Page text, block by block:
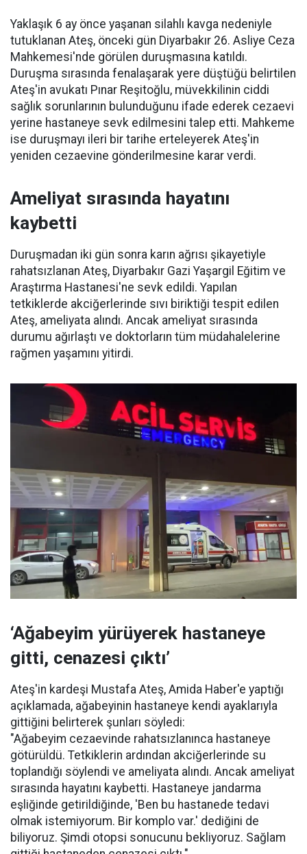
Yaklaşık 6 ay önce yaşanan silahlı kavga nedeniyle
tutuklanan Ateş, önceki gün Diyarbakır 26. Asliye Ceza
Mahkemesi'nde görülen duruşmasına katıldı.
Duruşma sırasında fenalaşarak yere düştüğü belirtilen
Ateş'in avukatı Pınar Reşitoğlu, müvekkilinin ciddi
sağlık sorunlarının bulunduğunu ifade ederek cezaevi
yerine hastaneye sevk edilmesini talep etti. Mahkeme
ise duruşmayı ileri bir tarihe erteleyerek Ateş'in
yeniden cezaevine gönderilmesine karar verdi.
Ameliyat sırasında hayatını
kaybetti
Duruşmadan iki gün sonra karın ağrısı şikayetiyle
rahatsızlanan Ateş, Diyarbakır Gazi Yaşargil Eğitim ve
Araştırma Hastanesi'ne sevk edildi. Yapılan
tetkiklerde akciğerlerinde sıvı biriktiği tespit edilen
Ateş, ameliyata alındı. Ancak ameliyat sırasında
durumu ağırlaştı ve doktorların tüm müdahalelerine
rağmen yaşamını yitirdi.
‘Ağabeyim yürüyerek hastaneye
gitti, cenazesi çıktı’
Ateş'in kardeşi Mustafa Ateş, Amida Haber'e yaptığı
açıklamada, ağabeyinin hastaneye kendi ayaklarıyla
gittiğini belirterek şunları söyledi:
"Ağabeyim cezaevinde rahatsızlanınca hastaneye
götürüldü. Tetkiklerin ardından akciğerlerinde su
toplandığı söylendi ve ameliyata alındı. Ancak ameliyat
sırasında hayatını kaybetti. Hastaneye jandarma
eşliğinde getirildiğinde, 'Ben bu hastanede tedavi
olmak istemiyorum. Bir komplo var.' dediğini de
biliyoruz. Şimdi otopsi sonucunu bekliyoruz. Sağlam